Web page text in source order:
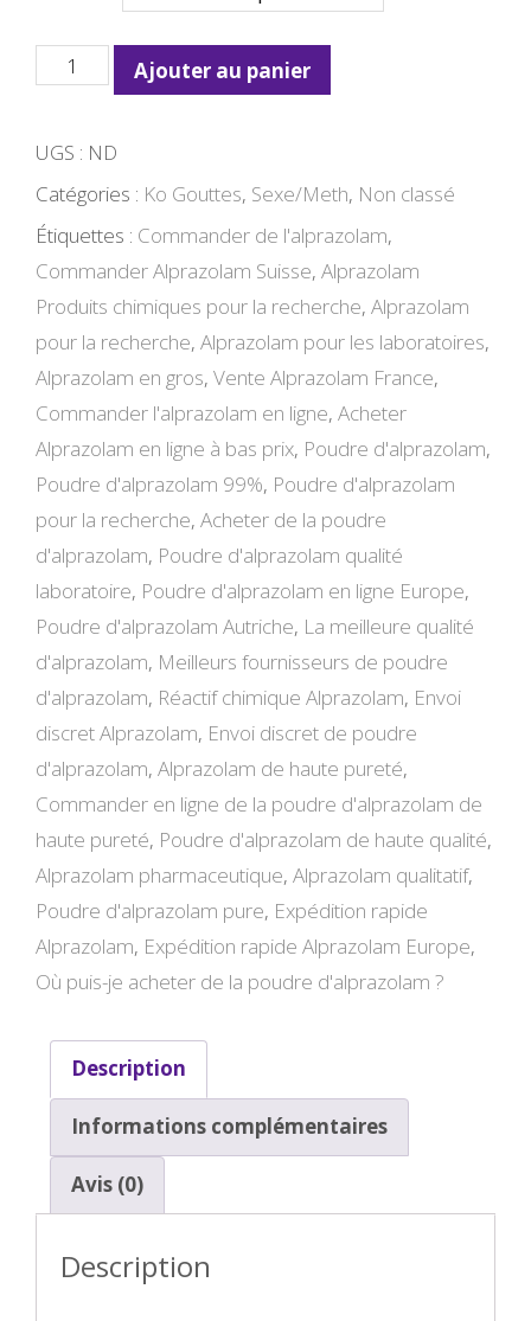
quantité
ALPRAZOLAM
PULVER
100G
ONLINE
Ajouter au panier
UGS : ND
Catégories : Ko Gouttes, Sexe/Meth, Non classé
Étiquettes : Commander de l'alprazolam,
Commander Alprazolam Suisse, Alprazolam
Produits chimiques pour la recherche, Alprazolam
pour la recherche, Alprazolam pour les laboratoires,
Alprazolam en gros, Vente Alprazolam France,
Commander l'alprazolam en ligne, Acheter
Alprazolam en ligne à bas prix, Poudre d'alprazolam,
Poudre d'alprazolam 99%, Poudre d'alprazolam
pour la recherche, Acheter de la poudre
d'alprazolam, Poudre d'alprazolam qualité
laboratoire, Poudre d'alprazolam en ligne Europe,
Poudre d'alprazolam Autriche, La meilleure qualité
d'alprazolam, Meilleurs fournisseurs de poudre
d'alprazolam, Réactif chimique Alprazolam, Envoi
discret Alprazolam, Envoi discret de poudre
d'alprazolam, Alprazolam de haute pureté,
Commander en ligne de la poudre d'alprazolam de
haute pureté, Poudre d'alprazolam de haute qualité,
Alprazolam pharmaceutique, Alprazolam qualitatif,
Poudre d'alprazolam pure, Expédition rapide
Alprazolam, Expédition rapide Alprazolam Europe,
Où puis-je acheter de la poudre d'alprazolam ?
Description
Informations complémentaires
Avis (0)
Description